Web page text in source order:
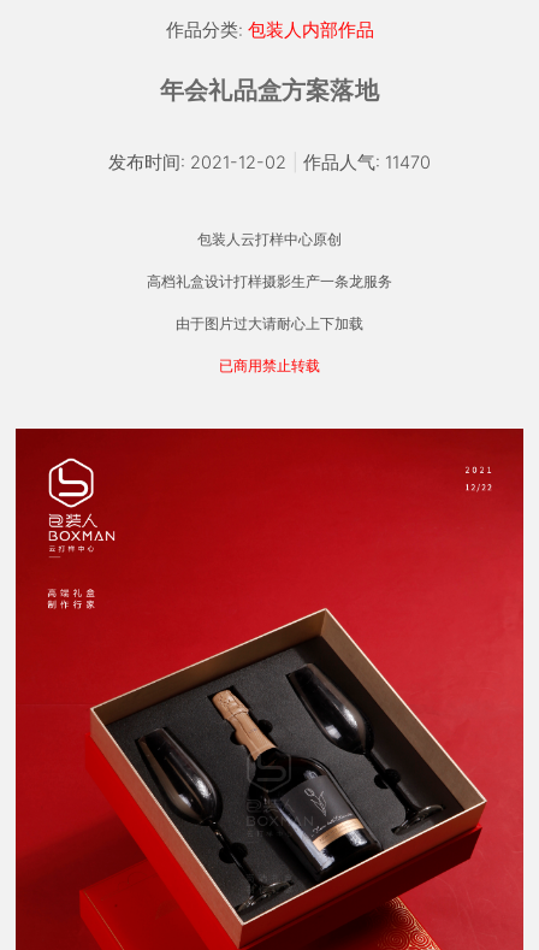
作品分类: 包装人内部作品
年会礼品盒方案落地
发布时间: 2021-12-02 作品人气: 11470
包装人云打样中心原创
高档礼盒设计打样摄影生产一条龙服务
由于图片过大请耐心上下加载
已商用禁止转载